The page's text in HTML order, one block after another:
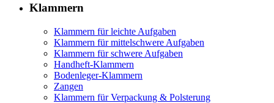
Klammern
Klammern für leichte Aufgaben
Klammern für mittelschwere Aufgaben
Klammern für schwere Aufgaben
Handheft-Klammern
Bodenleger-Klammern
Zangen
Klammern für Verpackung & Polsterung